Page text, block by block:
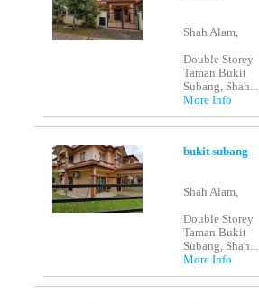
Shah Alam,
Double Storey
Taman Bukit
Subang, Shah...
More Info
bukit subang
Shah Alam,
Double Storey
Taman Bukit
Subang, Shah...
More Info